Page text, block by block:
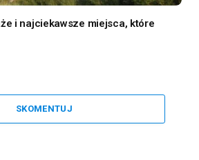
i najciekawsze miejsca, które
SKOMENTUJ